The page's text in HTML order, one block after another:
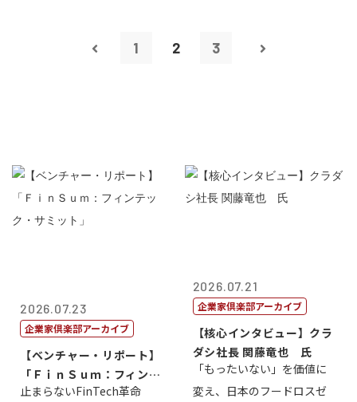
1 2 3
2026.07.23
企業家倶楽部アーカイブ
【ベンチャー・リポート】
「ＦｉｎＳｕｍ：フィンテ
ック・サミッ...
止まらないFinTech革命
2026.07.21
企業家倶楽部アーカイブ
【核心インタビュー】クラ
ダシ社長 関藤竜也 氏
「もったいない」を価値に
変え、日本のフードロスゼ